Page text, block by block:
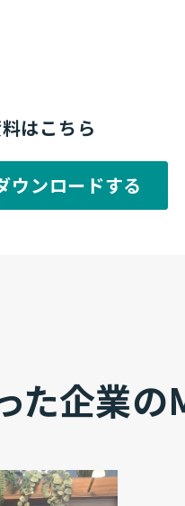
はこちら
ウンロードする
た企業